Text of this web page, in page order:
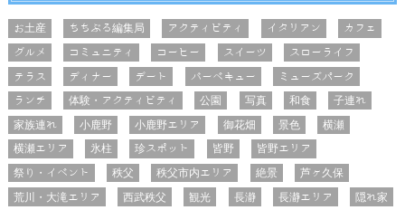
お土産 ちちぶる編集局 アクティビティ イタリアン
カフェ
グルメ
コミュニティ コーヒー スイーツ
スローライフ
テラス
ディナー デート バーベキュー
ミューズパーク
ランチ
体験・アクティビティ 公園 写真 和食
子連れ
家族連れ
小鹿野 小鹿野エリア 御花畑 景色
横瀬
横瀬エリア
氷柱 珍スポット 皆野
皆野エリア
祭り・イベント
秩父 秩父市内エリア 絶景
芦ヶ久保
荒川・大滝エリア
西武秩父 観光 長瀞 長瀞エリア
隠れ家